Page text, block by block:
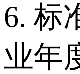
6. 标
业年